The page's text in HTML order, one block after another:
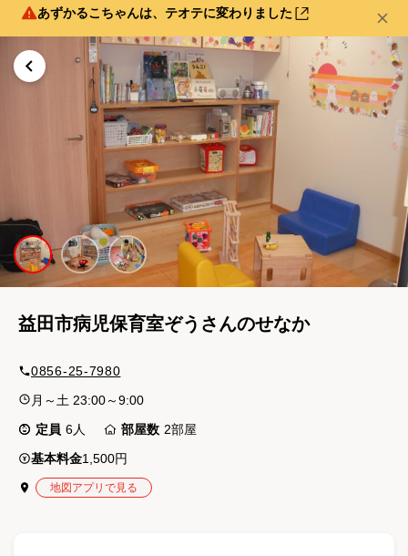
あずかるこちゃんは、テオテに変わりました
益田市病児保育室ぞうさんのせなか
0856-25-7980
月～土 23:00～9:00
定員 6人 部屋数 2部屋
基本料金1,500円
地図アプリで見る